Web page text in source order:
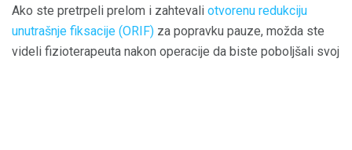
Ako ste pretrpeli prelom i zahtevali otvorenu redukciju
unutrašnje fiksacije (ORIF) za popravku pauze, možda ste
videli fizioterapeuta nakon operacije da biste poboljšali svoj